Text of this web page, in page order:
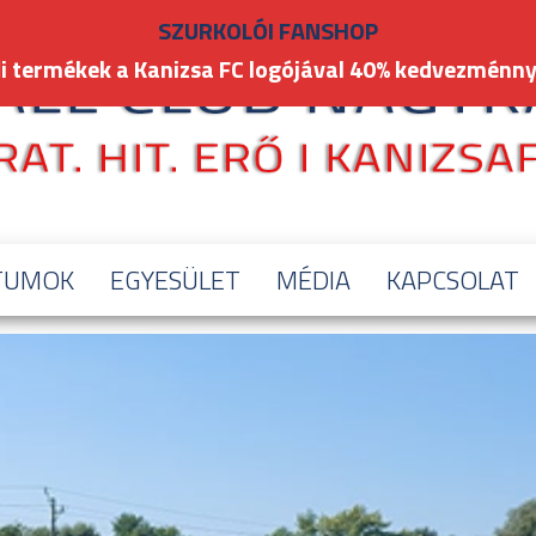
EGYESÜLET MÉDIA KAPCSOLAT
SZURKOLÓI FANSHOP
termékek a Kanizsa FC logójával 40%